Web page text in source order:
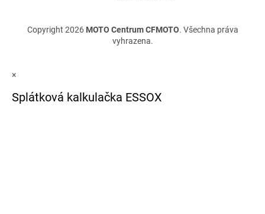
Copyright 2026 MOTO Centrum CFMOTO. Všechna práva
vyhrazena.
×
Splátková kalkulačka ESSOX